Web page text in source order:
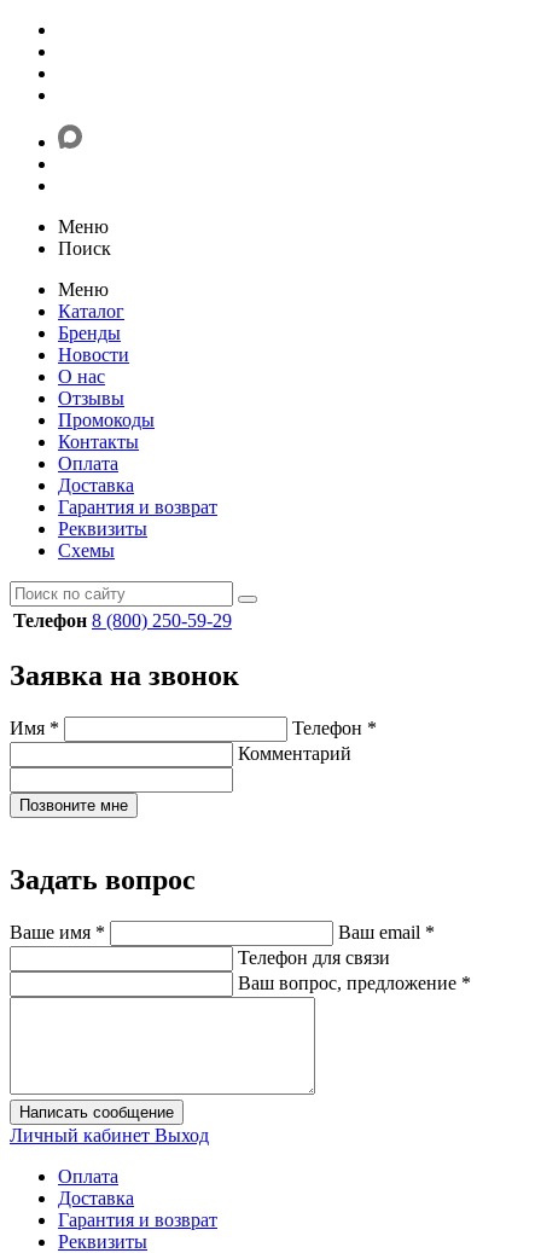
Меню
Поиск
Меню
Каталог
Бренды
Новости
О нас
Отзывы
Промокоды
Контакты
Оплата
Доставка
Гарантия и возврат
Реквизиты
Схемы
Телефон 8 (800) 250-59-29
Заявка на звонок
Имя * Телефон *
Комментарий
Позвоните мне
Задать вопрос
Ваше имя * Ваш email *
Телефон для связи
Ваш вопрос, предложение *
Написать сообщение
Личный кабинет Выход
Оплата
Доставка
Гарантия и возврат
Реквизиты